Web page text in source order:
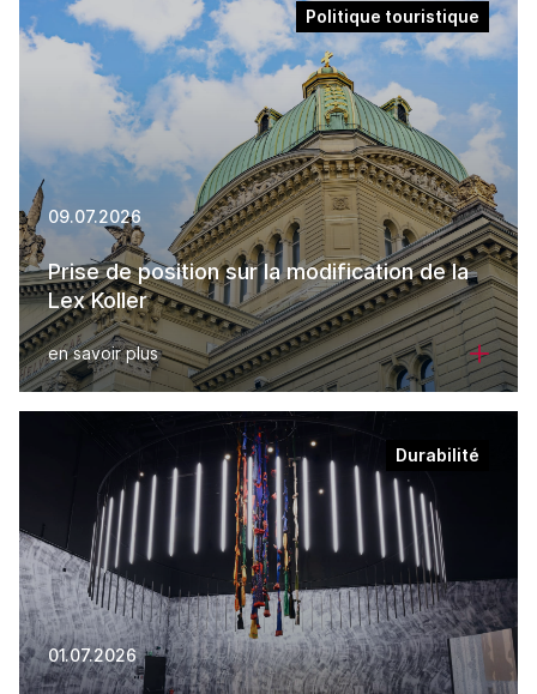
Politique touristique
09.07.2026
Prise de position sur la modification de la
Lex Koller
en savoir plus
Durabilité
01.07.2026